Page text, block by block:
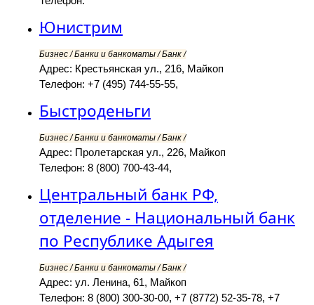
Юнистрим
Бизнес / Банки и банкоматы / Банк /
Адрес: Крестьянская ул., 216, Майкоп
Телефон: +7 (495) 744-55-55,
Быстроденьги
Бизнес / Банки и банкоматы / Банк /
Адрес: Пролетарская ул., 226, Майкоп
Телефон: 8 (800) 700-43-44,
Центральный банк РФ,
отделение - Национальный банк
по Республике Адыгея
Бизнес / Банки и банкоматы / Банк /
Адрес: ул. Ленина, 61, Майкоп
Телефон: 8 (800) 300-30-00, +7 (8772) 52-35-78, +7